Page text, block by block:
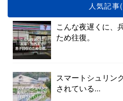
人気記事
こんな夜遅くに、
ため往復。
スマートシュリ
されている...